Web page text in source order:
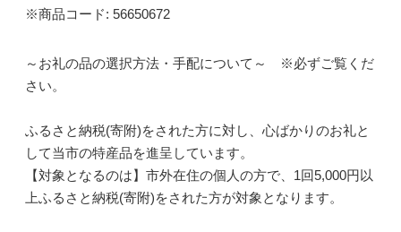
※商品コード: 56650672
～お礼の品の選択方法・手配について～ ※必ずご覧くだ
さい。
ふるさと納税(寄附)をされた方に対し、心ばかりのお礼と
して当市の特産品を進呈しています。
【対象となるのは】市外在住の個人の方で、1回5,000円以
上ふるさと納税(寄附)をされた方が対象となります。